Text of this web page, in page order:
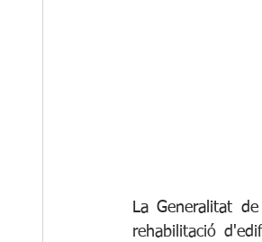
La Generalitat
rehabilitació